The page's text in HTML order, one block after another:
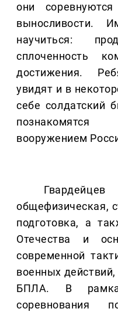
они
выносливости.
научиться:
сплоченность
достижения.
увидят и в
себе солдатский
вооружением
общефизическая,
подготовка, а
Отечества и
современной
военных
БПЛА. В
соревнования